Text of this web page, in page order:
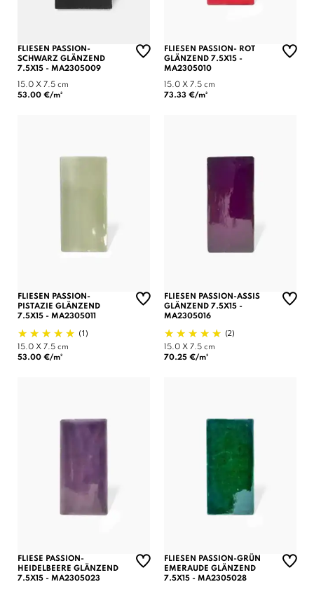
FLIESEN PASSION-
SCHWARZ GLÄNZEND
7.5X15 - MA2305009
15.0 X 7.5 cm
53.00 €/m²
FLIESEN PASSION- ROT
GLÄNZEND 7.5X15 -
MA2305010
15.0 X 7.5 cm
73.33 €/m²
FLIESEN PASSION-
PISTAZIE GLÄNZEND
7.5X15 - MA2305011
(1)
15.0 X 7.5 cm
53.00 €/m²
FLIESEN PASSION-ASSIS
GLÄNZEND 7.5X15 -
MA2305016
(2)
15.0 X 7.5 cm
70.25 €/m²
FLIESE PASSION-
HEIDELBEERE GLÄNZEND
7.5X15 - MA2305023
FLIESEN PASSION-GRÜN
EMERAUDE GLÄNZEND
7.5X15 - MA2305028